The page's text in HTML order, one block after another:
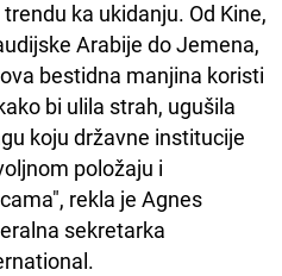
ka ukidanju. Od Kine,
Arabije do Jemena,
bestidna manjina koristi
bi ulila strah, ugušila
koju državne institucije
položaju i
rekla je Agnes
sekretarka